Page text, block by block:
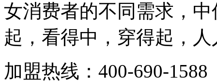
女消费者的不同需求，
起，看得中，穿得起，
加盟热线：400-690-1588